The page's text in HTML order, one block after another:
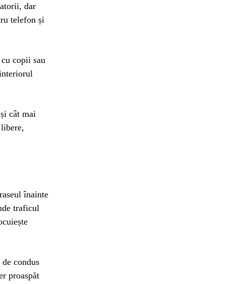
dar
telefon și
copii sau
cât mai
înainte
traficul
condus
proaspăt